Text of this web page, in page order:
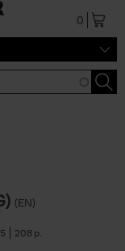
0
(EN)
208